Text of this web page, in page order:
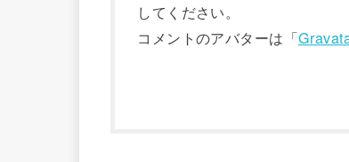
してください。
コメントのアバターは「